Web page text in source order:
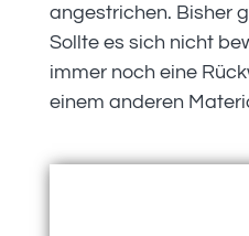
angestrichen. Bisher
Sollte es sich nicht
immer noch eine
einem anderen